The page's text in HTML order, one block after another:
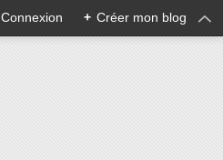
Connexion + Créer mon blog